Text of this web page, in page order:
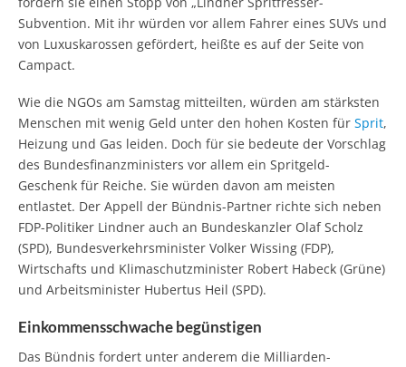
Subvention. Mit ihr würden vor allem Fahrer eines SUVs und
von Luxuskarossen gefördert, heißte es auf der Seite von
Campact.
Wie die NGOs am Samstag mitteilten, würden am stärksten
Menschen mit wenig Geld unter den hohen Kosten für Sprit,
Heizung und Gas leiden. Doch für sie bedeute der Vorschlag
des Bundesfinanzministers vor allem ein Spritgeld-
Geschenk für Reiche. Sie würden davon am meisten
entlastet. Der Appell der Bündnis-Partner richte sich neben
FDP-Politiker Lindner auch an Bundeskanzler Olaf Scholz
(SPD), Bundesverkehrsminister Volker Wissing (FDP),
Wirtschafts und Klimaschutzminister Robert Habeck (Grüne)
und Arbeitsminister Hubertus Heil (SPD).
Einkommensschwache begünstigen
Das Bündnis fordert unter anderem die Milliarden-